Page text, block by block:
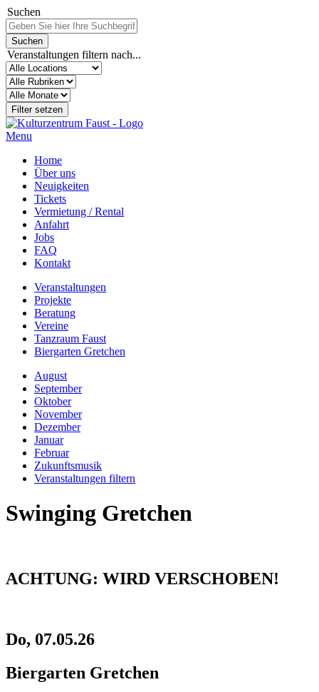
Suchen
Veranstaltungen filtern nach...
Menu
Home
Über uns
Neuigkeiten
Tickets
Vermietung / Rental
Anfahrt
Jobs
FAQ
Kontakt
Veranstaltungen
Projekte
Beratung
Vereine
Tanzraum Faust
Biergarten Gretchen
August
September
Oktober
November
Dezember
Januar
Februar
Zukunftsmusik
Veranstaltungen filtern
Swinging Gretchen
ACHTUNG: WIRD VERSCHOBEN!
Do, 07.05.26
Biergarten Gretchen